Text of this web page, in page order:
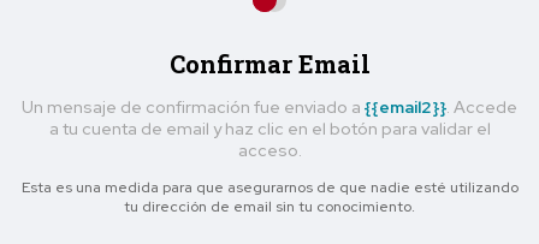
Confirmar Email
Un mensaje de confirmación fue enviado a {{email2}}. Accede
a tu cuenta de email y haz clic en el botón para validar el
acceso.
Esta es una medida para que asegurarnos de que nadie esté utilizando
tu dirección de email sin tu conocimiento.